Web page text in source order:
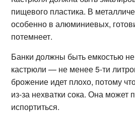
пищевого пластика. В
особенно в алюминиевых,
потемнеет.
Банки должны быть емкостью
кастрюли — не менее 5-ти
брожение идет плохо, потому
из-за нехватки сока. Она может
испортиться.